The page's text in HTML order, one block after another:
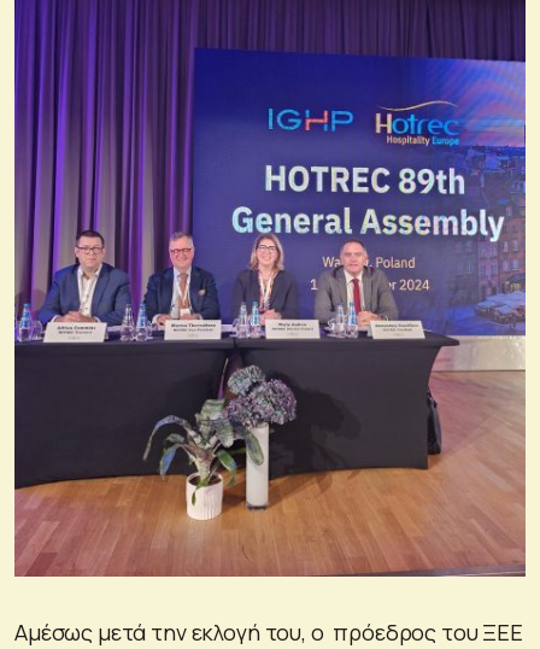
Αμέσως μετά την εκλογή του, ο πρόεδρος του ΞΕΕ